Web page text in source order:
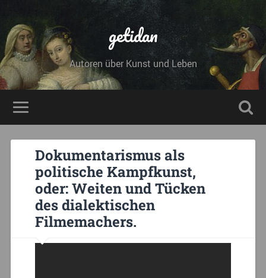
getidan
Autoren über Kunst und Leben
Dokumentarismus als
politische Kampfkunst,
oder: Weiten und Tücken
des dialektischen
Filmemachers.